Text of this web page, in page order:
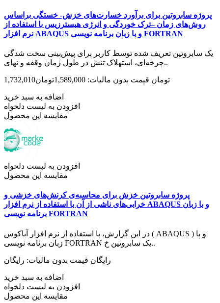
پروژه سابروتین برای برآورد خسارت‌های خزش- خستگی براساس
روش‌های زمان –ترک خوردگی و انرژی هیسترزیس با استفاده از
نرم افزار ABAQUS و با زبان برنامه نویسی FORTRAN
یک سابروتین تعریف شده توسط کاربر برای پیش‌بینی سخت شدگی
چرخه‌ای، استهلاک تنش در طول زمان وقفه و نهای..
1,732,010تومان قیمت بدون مالیات: 1,589,000تومان
اضافه به سبد خرید
افزودن به لیست دلخواه
مقایسه این محصول
افزودن به لیست دلخواه
مقایسه این محصول
پروژه سابروتین خزش برای محاسبه‌ی کرنش‌های خزشی و
خرابی‌های ناشی از آن با استفاده از نرم افزار ABAQUS و با زبان
برنامه نویسی FORTRAN
در این گزارش، با استفاده از نرم افزار آباکوس ( ABAQUS ) و با
زبان برنامه نویسی FORTRAN یک سابروتین خ..
رایگان قیمت بدون مالیات: رایگان
اضافه به سبد خرید
افزودن به لیست دلخواه
مقایسه این محصول